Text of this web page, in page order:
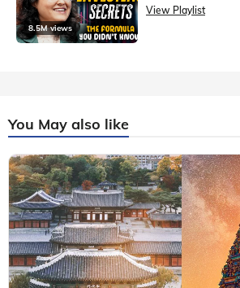
8.5M views
View Playlist
You May also like